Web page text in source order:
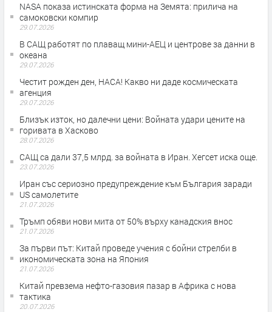
NASA показа истинската форма на Земята: прилича на
самоковски компир
29.07.2026
В САЩ работят по плаващ мини-АЕЦ и центрове за данни в
океана
29.07.2026
Честит рожден ден, НАСА! Какво ни даде космическата
агенция
29.07.2026
Близък изток, но далечни цени: Войната удари цените на
горивата в Хасково
28.07.2026
САЩ са дали 37,5 млрд. за войната в Иран. Хегсет иска още.
23.07.2026
Иран със сериозно предупреждение към България заради
US самолетите
21.07.2026
Тръмп обяви нови мита от 50% върху канадския внос
21.07.2026
За първи път: Китай проведе учения с бойни стрелби в
икономическата зона на Япония
21.07.2026
Китай превзема нефто-газовия пазар в Африка с нова
тактика
20.07.2026